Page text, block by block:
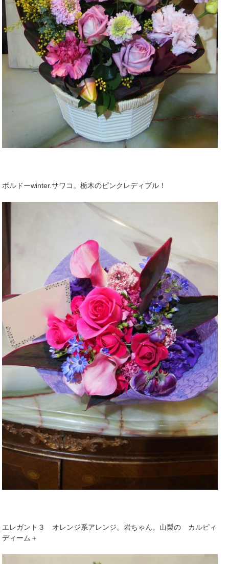
ボルドーwinter.サワコ。栃木のピンクレディブル！
エレガント３ オレンジ系アレンジ。岩ちゃん。山梨の カルピィ
ディーム＋